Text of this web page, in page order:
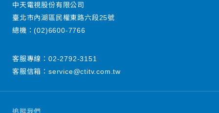
中天電視股份有限公司
臺北市內湖區民權東路六段25號
總機：(02)6600-7766
客服專線： 02-2792-3151
客服信箱： service@ctitv.com.tw